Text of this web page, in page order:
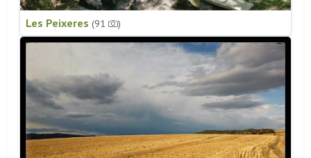
Les Peixeres (91 )